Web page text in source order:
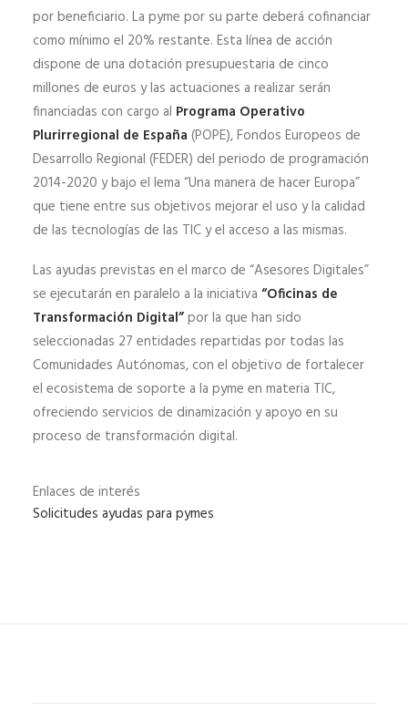
por beneficiario. La pyme por su parte deberá cofinanciar
como mínimo el 20% restante. Esta línea de acción
dispone de una dotación presupuestaria de cinco
millones de euros y las actuaciones a realizar serán
financiadas con cargo al Programa Operativo
Plurirregional de España (POPE), Fondos Europeos de
Desarrollo Regional (FEDER) del periodo de programación
2014-2020 y bajo el lema “Una manera de hacer Europa”
que tiene entre sus objetivos mejorar el uso y la calidad
de las tecnologías de las TIC y el acceso a las mismas.
Las ayudas previstas en el marco de “Asesores Digitales”
se ejecutarán en paralelo a la iniciativa “Oficinas de
Transformación Digital”por la que han sido
seleccionadas 27 entidades repartidas por todas las
Comunidades Autónomas, con el objetivo de fortalecer
el ecosistema de soporte a la pyme en materia TIC,
ofreciendo servicios de dinamización y apoyo en su
proceso de transformación digital.
Enlaces de interés
Solicitudes ayudas para pymes